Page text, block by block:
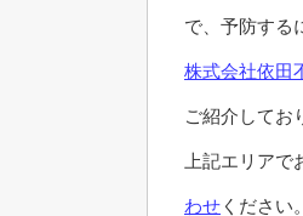
で、予防する
株式会社依田
ご紹介してお
上記エリア
わせ ください。